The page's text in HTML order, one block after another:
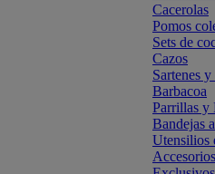
Cacerolas
Pomos
Sets de
Cazos
Sartenes
Barbacoa
Parrillas y
Bandejas
Utensilios